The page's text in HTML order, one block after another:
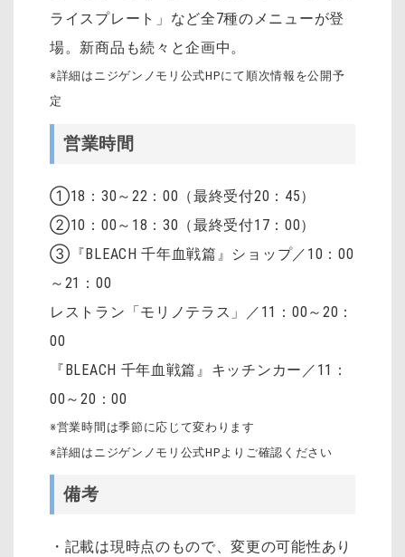
ライスプレート」など全7種のメニューが登
場。新商品も続々と企画中。
※詳細はニジゲンノモリ公式HPにて順次情報を公開予
定
営業時間
①18：30～22：00（最終受付20：45）
②10：00～18：30（最終受付17：00）
③『BLEACH 千年血戦篇』ショップ／10：00
～21：00
レストラン「モリノテラス」／11：00～20：
00
『BLEACH 千年血戦篇』キッチンカー／11：
00～20：00
※営業時間は季節に応じて変わります
※詳細はニジゲンノモリ公式HPよりご確認ください
備考
・記載は現時点のもので、変更の可能性あり